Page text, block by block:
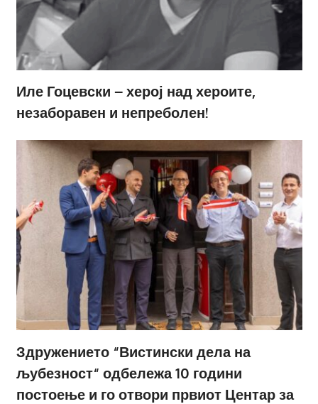
Иле Гоцевски – херој над хероите,
незаборавен и непреболен!
Здружението “Вистински дела на
љубезност“ одбележа 10 години
постоење и го отвори првиот Центар за